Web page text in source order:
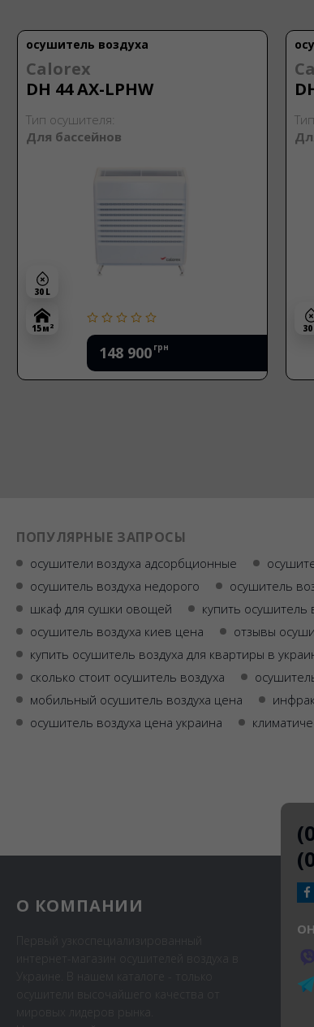
осушитель воздуха
Calorex
DH 44 AX-LPHW
Тип осушителя:
Для бассейнов
148 900 грн
30 L
15 м 2 30
ПОПУЛЯРНЫЕ ЗАПРОСЫ
осушители воздуха адсорбционные
осушитель воздуха недорого
осушитель
шкаф для сушки овощей
купить осушитель
осушитель воздуха киев цена
отзывы
купить осушитель воздуха для квартиры в
сколько стоит осушитель воздуха
мобильный осушитель воздуха цена
осушитель воздуха цена украина
О КОМПАНИИ